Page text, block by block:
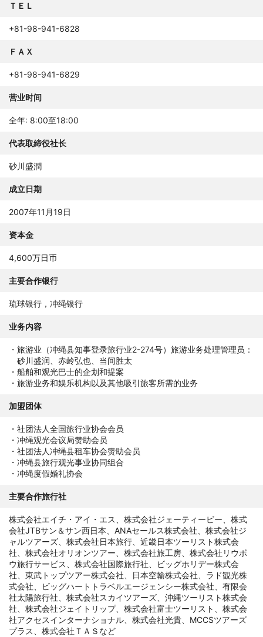
ＴＥＬ
+81-98-941-6828
ＦＡＸ
+81-98-941-6829
营业时间
全年: 8:00至18:00
代表取締役社长
砂川盛潤
成立日期
2007年11月19日
资本金
4,600万日币
主要合作银行
琉球银行，冲绳银行
业务内容
旅游业（冲绳县知事登录旅行业2-274号）旅游业务处理管理员：
砂川盛润、赤岭弘也、当间胜太
船舶和观光巴士的企划和提案
旅游业务和娱乐机构以及其他吸引旅客所需的业务
加盟团体
社团法人全国旅行业协会会员
冲绳观光会议局赞助会员
社团法人冲绳县租车协会赞助会员
冲绳县旅行观光事业协同组合
冲绳度假婚礼协会
主要合作旅行社
株式会社エイチ・アイ・エス、株式会社ジェーティービー、株式
会社JTBサン＆サン西日本、ANAセールス株式会社、株式会社ジ
ャルツアーズ、株式会社日本旅行、近畿日本ツーリスト株式会
社、株式会社オリオンツアー、株式会社旅工房、株式会社リウボ
ウ旅行サービス、株式会社国際旅行社、ビッグホリデー株式会
社、東武トップツアー株式会社、日本空輸株式会社、ラド観光株
式会社、ビッグハートトラベルエージェンシー株式会社、有限会
社太陽旅行社、株式会社スカイツアーズ、沖縄ツーリスト株式会
社、株式会社ジェイトリップ、株式会社富士ツーリスト、株式会
社アクセスインターナショナル、株式会社光貴、MCCSツアーズ
プラス、株式会社ＴＡＳなど